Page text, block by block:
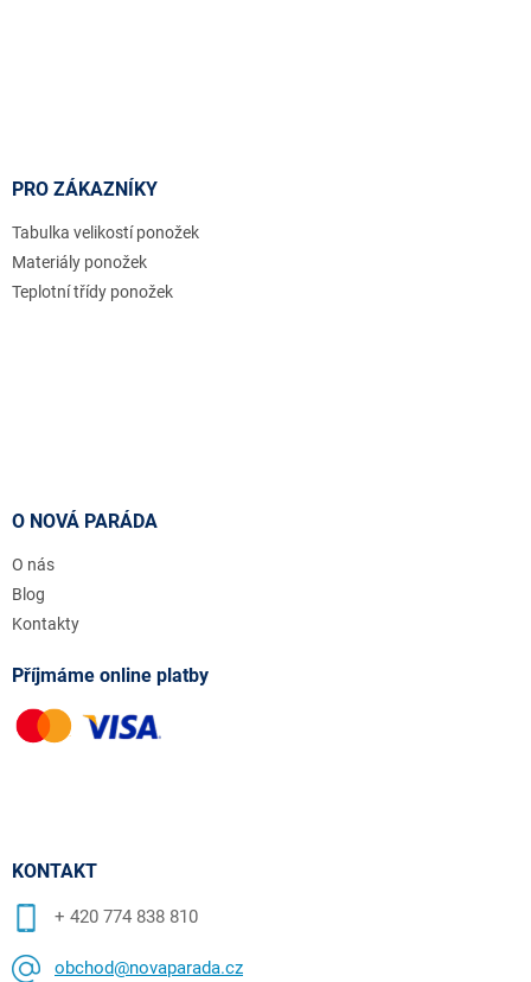
PRO ZÁKAZNÍKY
Tabulka velikostí ponožek
Materiály ponožek
Teplotní třídy ponožek
O NOVÁ PARÁDA
O nás
Blog
Kontakty
Příjmáme online platby
KONTAKT
+ 420 774 838 810
obchod@novaparada.cz